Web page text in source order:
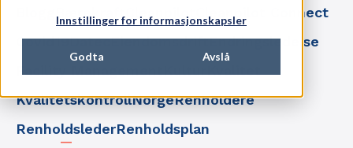
Innstillinger for informasjonskapsler
Godta Avslå
Cleanpilot Connect
Covid19DatecEiendomsdriftEndringsledelse
KvalitetskontrollNorgeRenholdere
RenholdslederRenholdsplan